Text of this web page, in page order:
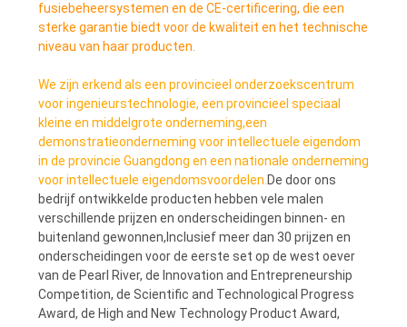
fusiebeheersystemen en de CE-certificering, die een
sterke garantie biedt voor de kwaliteit en het technische
niveau van haar producten.
We zijn erkend als een provincieel onderzoekscentrum
voor ingenieurstechnologie, een provincieel speciaal
kleine en middelgrote onderneming,een
demonstratieonderneming voor intellectuele eigendom
in de provincie Guangdong en een nationale onderneming
voor intellectuele eigendomsvoordelen.De door ons
bedrijf ontwikkelde producten hebben vele malen
verschillende prijzen en onderscheidingen binnen- en
buitenland gewonnen,Inclusief meer dan 30 prijzen en
onderscheidingen voor de eerste set op de west oever
van de Pearl River, de Innovation and Entrepreneurship
Competition, de Scientific and Technological Progress
Award, de High and New Technology Product Award,